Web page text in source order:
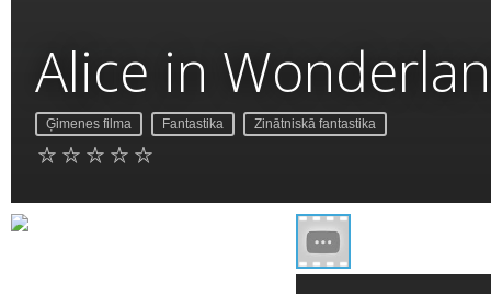
Alice in
Ģimenes filma Fantastika Zinātniskā fantastika